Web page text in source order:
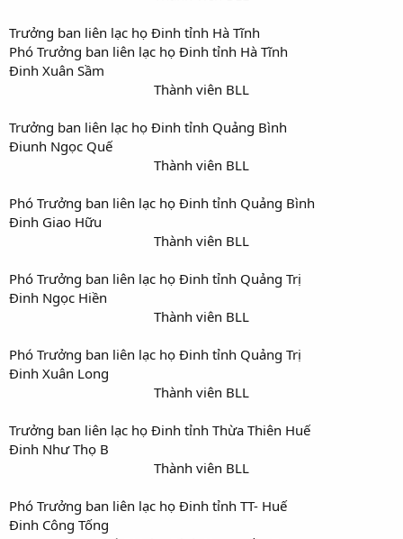
Trưởng ban liên lạc họ Đinh tỉnh Hà Tĩnh
Phó Trưởng ban liên lạc họ Đinh tỉnh Hà Tĩnh
Đinh Xuân Sầm
Thành viên BLL​
Trưởng ban liên lạc họ Đinh tỉnh Quảng Bình
Điunh Ngọc Quế
Thành viên BLL​
Phó Trưởng ban liên lạc họ Đinh tỉnh Quảng Bình
Đinh Giao Hữu
Thành viên BLL​
Phó Trưởng ban liên lạc họ Đinh tỉnh Quảng Trị
Đinh Ngọc Hiền
Thành viên BLL​
Phó Trưởng ban liên lạc họ Đinh tỉnh Quảng Trị
Đinh Xuân Long
Thành viên BLL​
Trưởng ban liên lạc họ Đinh tỉnh Thừa Thiên Huế
Đinh Như Thọ B
Thành viên BLL​
Phó Trưởng ban liên lạc họ Đinh tỉnh TT- Huế
Đinh Công Tống